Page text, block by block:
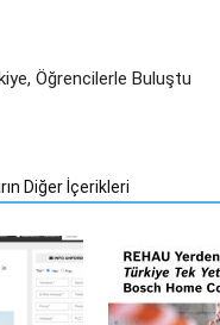
Öğrencilerle Buluştu
Diğer İçerikleri